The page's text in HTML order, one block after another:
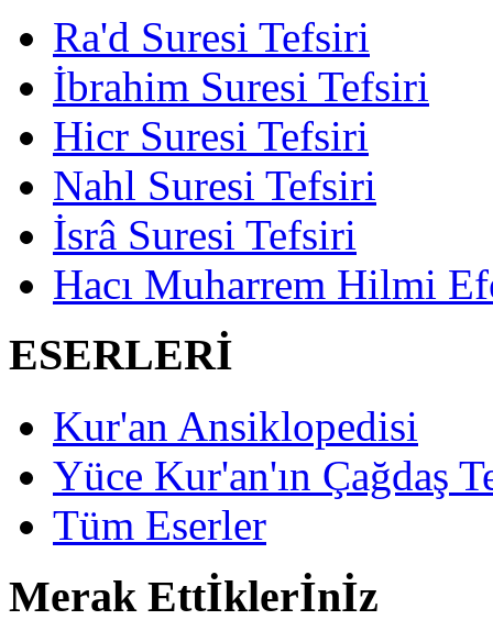
Ra'd Suresi Tefsiri
İbrahim Suresi Tefsiri
Hicr Suresi Tefsiri
Nahl Suresi Tefsiri
İsrâ Suresi Tefsiri
Hacı Muharrem Hilmi
ESERLERİ
Kur'an Ansiklopedisi
Yüce Kur'an'ın Çağdaş
Tüm Eserler
Merak Ettİklerİnİz